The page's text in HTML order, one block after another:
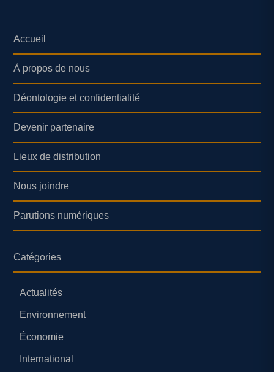
Accueil
À propos de nous
Déontologie et confidentialité
Devenir partenaire
Lieux de distribution
Nous joindre
Parutions numériques
Catégories
Actualités
Environnement
Économie
International